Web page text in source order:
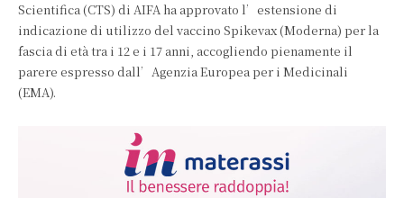
Scientifica (CTS) di AIFA ha approvato l’estensione di
indicazione di utilizzo del vaccino Spikevax (Moderna) per la
fascia di età tra i 12 e i 17 anni, accogliendo pienamente il
parere espresso dall’Agenzia Europea per i Medicinali
(EMA).